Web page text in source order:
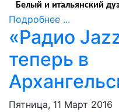
Белый и итальянский
Подробнее ...
«Радио
теперь в
Пятница, 11 Март 2016